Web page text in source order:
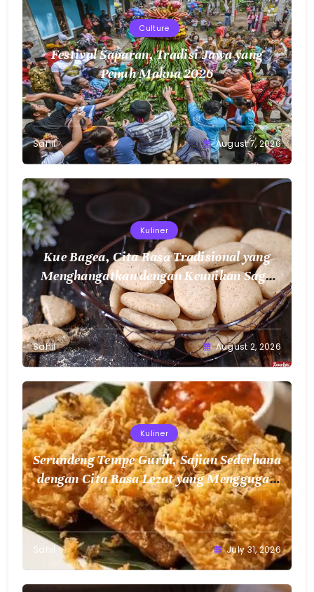
Culture
Festival Saparan, Tradisi Jawa yang
Penuh Makna 2026
Sahil August 7, 2026
Kuliner
Kue Bagea, Cita Rasa Tradisional yang
Menghangatkan dengan Keunikan Sagu
Nusantara
Sahil August 2, 2026
Kuliner
Serundeng Tempe Gurih, Sajian Sederhana
dengan Cita Rasa Lezat yang Menggugah
Selera
Sahil July 31, 2026